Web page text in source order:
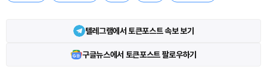
텔레그램에서 토큰포스트 속보 보기
구글뉴스에서 토큰포스트 팔로우하기